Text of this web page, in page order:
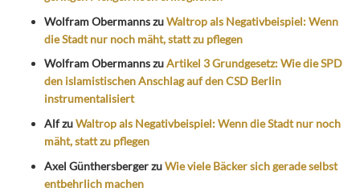
Wolfram ObermannszuWaltrop als Negativbeispiel: Wenn
die Stadt nur noch mäht, statt zu pflegen
Wolfram ObermannszuArtikel 3 Grundgesetz: Wie die SPD
den islamistischen Anschlag auf den CSD Berlin
instrumentalisiert
AlfzuWaltrop als Negativbeispiel: Wenn die Stadt nur noch
mäht, statt zu pflegen
Axel GünthersbergerzuWie viele Bäcker sich gerade selbst
entbehrlich machen